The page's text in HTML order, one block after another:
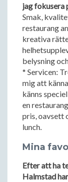
jag fokusera
Smak,
restaurang
kreativa
belysning
* Servicen:
mig att
känns
en
pris, oavsett
lunch.
Mina
Efter att ha
Halmstad